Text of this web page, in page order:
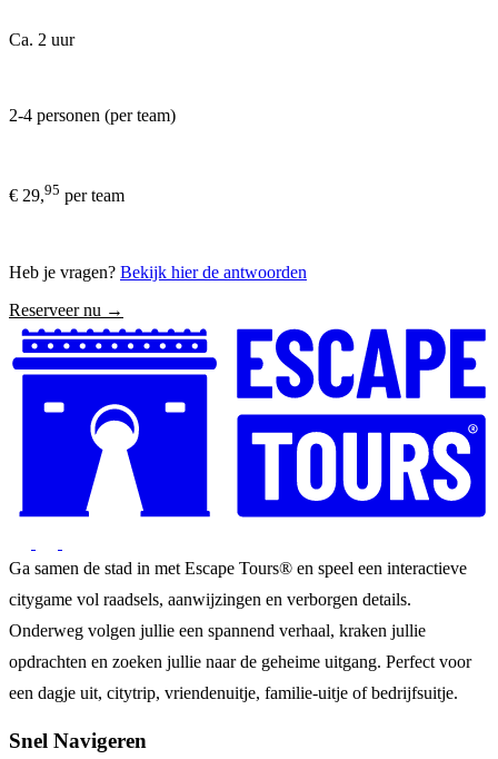
Ca. 2 uur
2-4 personen (per team)
€ 29,95 per team
Heb je vragen? Bekijk hier de antwoorden
Reserveer nu →
Ga samen de stad in met Escape Tours® en speel een interactieve
citygame vol raadsels, aanwijzingen en verborgen details.
Onderweg volgen jullie een spannend verhaal, kraken jullie
opdrachten en zoeken jullie naar de geheime uitgang. Perfect voor
een dagje uit, citytrip, vriendenuitje, familie-uitje of bedrijfsuitje.
Snel Navigeren